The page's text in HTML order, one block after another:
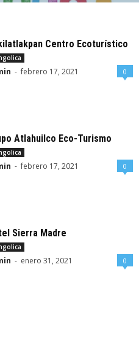
Centro Ecoturístico
- febrero 17, 2021 0
Atlahuilco Eco-Turismo
- febrero 17, 2021 0
Sierra Madre
- enero 31, 2021 0